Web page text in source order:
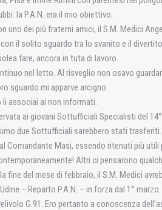
la P.A.N. era il mio obiettivo.
uno dei più fraterni amici, il S.M. Medici
il solito sguardo tra lo svanito e il
fare, ancora in tuta di lavoro.
nel letto. Al risveglio non osavo
sguardo mi apparve arcigno.
associai ai non informati.
ai giovani Sottufficiali Specialisti del
due Sottufficiali sarebbero stati
Comandante Masi, essendo ritenuti più
Altri ci pensarono
fine del mese di febbraio, il S.M. Medici
– Reparto P.A.N. – in forza dal 1°
G.91. Ero pertanto a conoscenza